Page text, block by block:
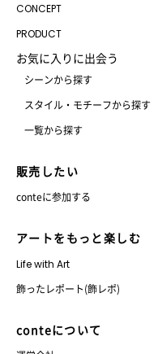
CONCEPT
PRODUCT
お気に入りに出会う
シーンから探す
スタイル・モチーフから探す
一覧から探す
販売したい
conteに参加する
アートをもっと楽しむ
Life with Art
飾ったレポート(飾レポ)
conteについて